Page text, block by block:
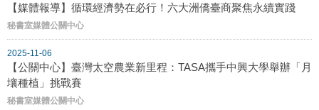
【媒體報導】循環經濟勢在必行！六大洲僑臺商聚焦永續實踐
秘書室媒體公關中心
2025-11-06
【公關中心】臺灣太空農業新里程：TASA攜手中興大學舉辦「月
壤種植」挑戰賽
秘書室媒體公關中心